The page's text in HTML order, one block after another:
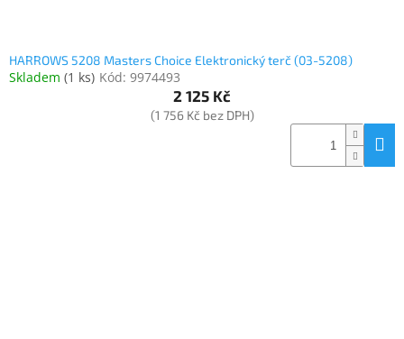
HARROWS 5208 Masters Choice Elektronický terč (03-5208)
Skladem (1 ks) Kód: 9974493
2 125 Kč
(1 756 Kč bez DPH)